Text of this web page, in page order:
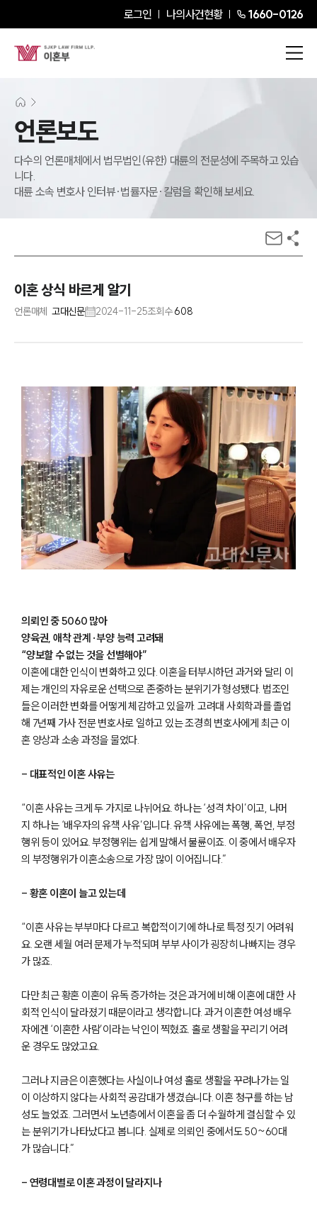
로그인 나의사건현황 1660-0126
언론보도
다수의 언론매체에서 법무법인(유한) 대륜의 전문성에 주목하고 있습
니다.
대륜 소속 변호사 인터뷰·법률자문·칼럼을 확인해 보세요.
이혼 상식 바르게 알기
언론매체 고대신문 2024-11-25조회수608
의뢰인 중 5060 많아
양육권, 애착 관계·부양 능력 고려돼
“양보할 수 없는 것을 선별해야”
이혼에 대한 인식이 변화하고 있다. 이혼을 터부시하던 과거와 달리 이
제는 개인의 자유로운 선택으로 존중하는 분위기가 형성됐다. 법조인
들은 이러한 변화를 어떻게 체감하고 있을까. 고려대 사회학과를 졸업
해 7년째 가사 전문 변호사로 일하고 있는 조경희 변호사에게 최근 이
혼 양상과 소송 과정을 물었다.
- 대표적인 이혼 사유는
“이혼 사유는 크게 두 가지로 나뉘어요. 하나는 ‘성격 차이’이고, 나머
지 하나는 ‘배우자의 유책 사유’입니다. 유책 사유에는 폭행, 폭언, 부정
행위 등이 있어요. 부정행위는 쉽게 말해서 불륜이죠. 이 중에서 배우자
의 부정행위가 이혼소송으로 가장 많이 이어집니다.”
- 황혼 이혼이 늘고 있는데
“이혼 사유는 부부마다 다르고 복합적이기에 하나로 특정 짓기 어려워
요. 오랜 세월 여러 문제가 누적되며 부부 사이가 굉장히 나빠지는 경우
가 많죠.
다만 최근 황혼 이혼이 유독 증가하는 것은 과거에 비해 이혼에 대한 사
회적 인식이 달라졌기 때문이라고 생각합니다. 과거 이혼한 여성 배우
자에겐 ‘이혼한 사람’이라는 낙인이 찍혔죠. 홀로 생활을 꾸리기 어려
운 경우도 많았고요.
그러나 지금은 이혼했다는 사실이나 여성 홀로 생활을 꾸려나가는 일
이 이상하지 않다는 사회적 공감대가 생겼습니다. 이혼 청구를 하는 남
성도 늘었죠. 그러면서 노년층에서 이혼을 좀 더 수월하게 결심할 수 있
는 분위기가 나타났다고 봅니다. 실제로 의뢰인 중에서도 50~60대
가 많습니다.”
- 연령대별로 이혼 과정이 달라지나